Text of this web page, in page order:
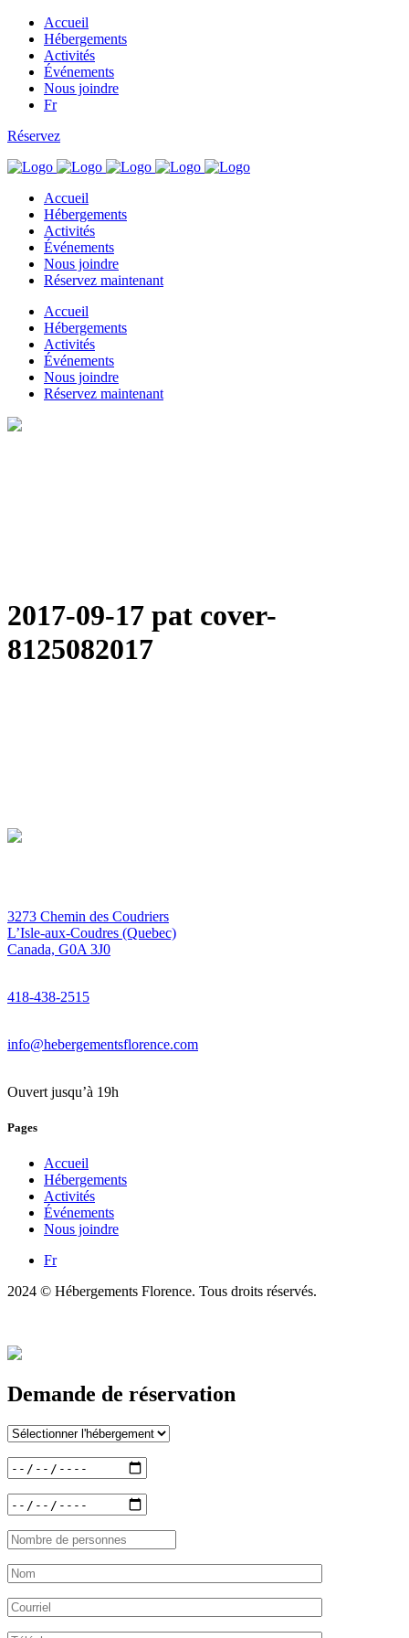
Accueil
Hébergements
Activités
Événements
Nous joindre
Fr
Réservez
Accueil
Hébergements
Activités
Événements
Nous joindre
Réservez maintenant
Accueil
Hébergements
Activités
Événements
Nous joindre
Réservez maintenant
2017-09-17 pat cover-
8125082017
3273 Chemin des Coudriers
L’Isle-aux-Coudres (Quebec)
Canada, G0A 3J0
418-438-2515
info@hebergementsflorence.com
Ouvert jusqu’à 19h
Pages
Accueil
Hébergements
Activités
Événements
Nous joindre
Fr
2024 © Hébergements Florence. Tous droits réservés.
Demande de réservation